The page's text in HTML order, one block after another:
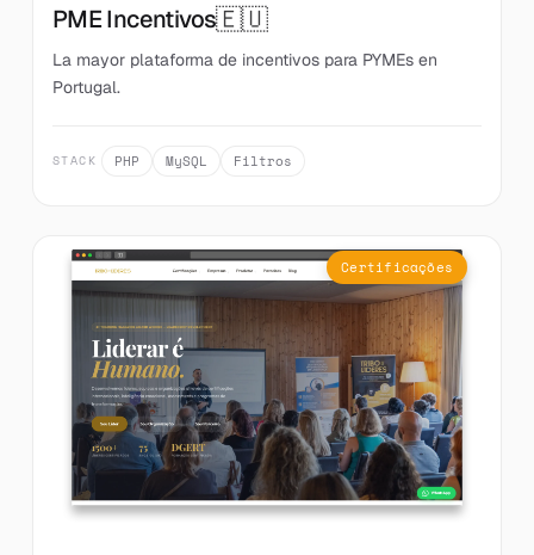
PME Incentivos🇪🇺
La mayor plataforma de incentivos para PYMEs en
Portugal.
STACK PHP MySQL Filtros
Certificações